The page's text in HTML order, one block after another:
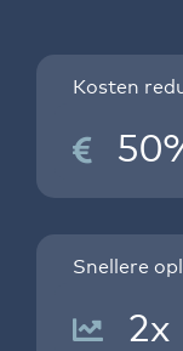
Kosten
Snellere
2x